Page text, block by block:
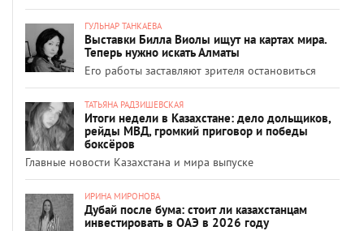
ГУЛЬНАР ТАНКАЕВА
Выставки Билла Виолы ищут на картах мира.
Теперь нужно искать Алматы
Его работы заставляют зрителя остановиться
ТАТЬЯНА РАДЗИШЕВСКАЯ
Итоги недели в Казахстане: дело дольщиков,
рейды МВД, громкий приговор и победы
боксёров
Главные новости Казахстана и мира выпуске
ИРИНА МИРОНОВА
Дубай после бума: стоит ли казахстанцам
инвестировать в ОАЭ в 2026 году